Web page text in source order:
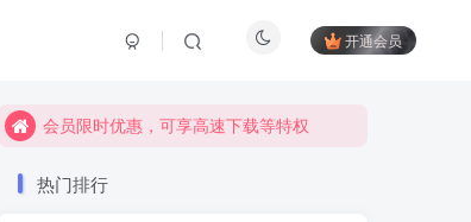
开通会员
会员限时优惠，可享高速下载等特权
会员限时优惠，可享高速下载等特权
热门排行